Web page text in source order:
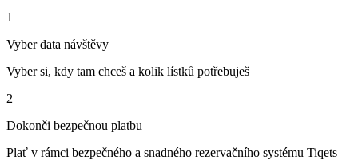
1
Vyber data návštěvy
Vyber si, kdy tam chceš a kolik lístků potřebuješ
2
Dokonči bezpečnou platbu
Plať v rámci bezpečného a snadného rezervačního systému Tiqets